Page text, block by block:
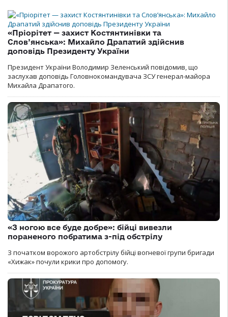
«Пріорітет — захист Костянтинівки та
Слов’янська»: Михайло Драпатий здійснив
доповідь Президенту України
Президент України Володимир Зеленський повідомив, що
заслухав доповідь Головнокомандувача ЗСУ генерал-майора
Михайла Драпатого.
«З ногою все буде добре»: бійці вивезли
пораненого побратима з-під обстрілу
З початком ворожого артобстрілу бійці вогневої групи бригади
«Хижак» почули крики про допомогу.